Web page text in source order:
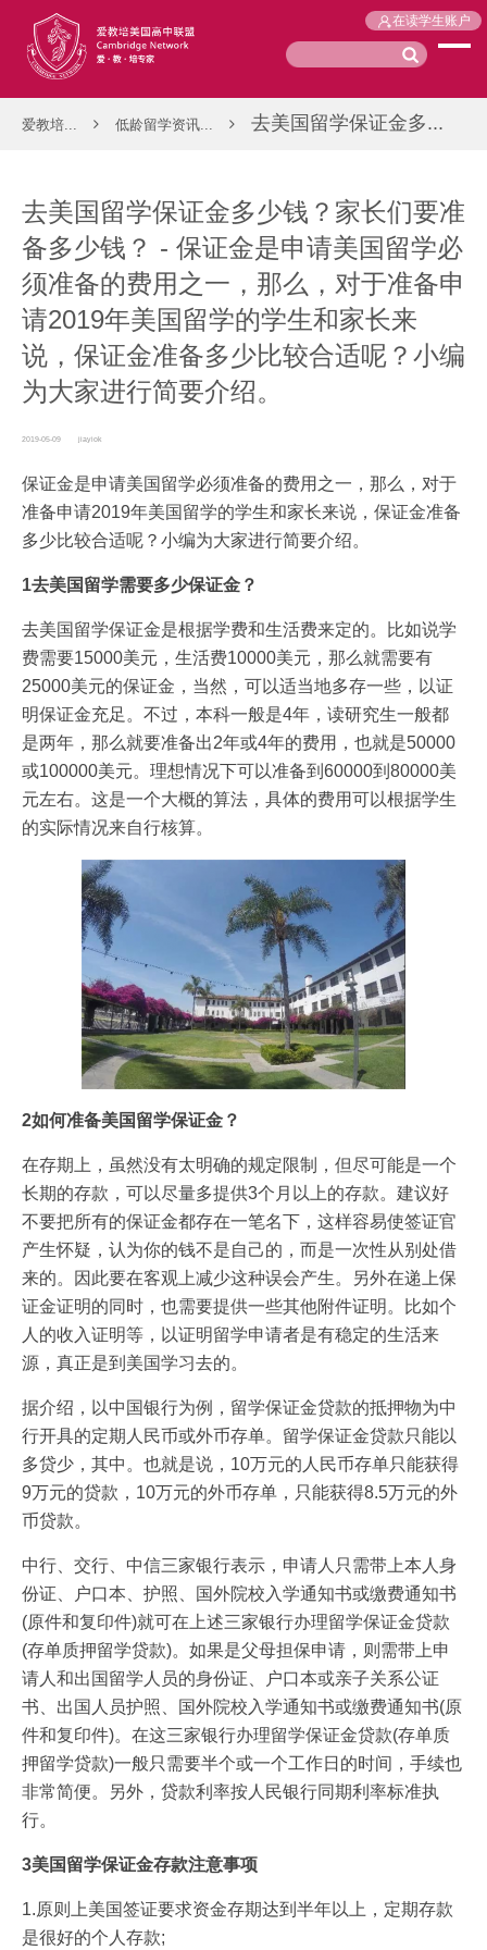
在读学生账户
爱教培... 低龄留学资讯... 去美国留学保证金多...
去美国留学保证金多少钱？家长们要准
备多少钱？ - 保证金是申请美国留学必
须准备的费用之一，那么，对于准备申
请2019年美国留学的学生和家长来
说，保证金准备多少比较合适呢？小编
为大家进行简要介绍。
2019-05-09 jiayiok
保证金是申请美国留学必须准备的费用之一，那么，对于
准备申请2019年美国留学的学生和家长来说，保证金准备
多少比较合适呢？小编为大家进行简要介绍。
1去美国留学需要多少保证金？
去美国留学保证金是根据学费和生活费来定的。比如说学
费需要15000美元，生活费10000美元，那么就需要有
25000美元的保证金，当然，可以适当地多存一些，以证
明保证金充足。不过，本科一般是4年，读研究生一般都
是两年，那么就要准备出2年或4年的费用，也就是50000
或100000美元。理想情况下可以准备到60000到80000美
元左右。这是一个大概的算法，具体的费用可以根据学生
的实际情况来自行核算。
2如何准备美国留学保证金？
在存期上，虽然没有太明确的规定限制，但尽可能是一个
长期的存款，可以尽量多提供3个月以上的存款。建议好
不要把所有的保证金都存在一笔名下，这样容易使签证官
产生怀疑，认为你的钱不是自己的，而是一次性从别处借
来的。因此要在客观上减少这种误会产生。另外在递上保
证金证明的同时，也需要提供一些其他附件证明。比如个
人的收入证明等，以证明留学申请者是有稳定的生活来
源，真正是到美国学习去的。
据介绍，以中国银行为例，留学保证金贷款的抵押物为中
行开具的定期人民币或外币存单。留学保证金贷款只能以
多贷少，其中。也就是说，10万元的人民币存单只能获得
9万元的贷款，10万元的外币存单，只能获得8.5万元的外
币贷款。
中行、交行、中信三家银行表示，申请人只需带上本人身
份证、户口本、护照、国外院校入学通知书或缴费通知书
(原件和复印件)就可在上述三家银行办理留学保证金贷款
(存单质押留学贷款)。如果是父母担保申请，则需带上申
请人和出国留学人员的身份证、户口本或亲子关系公证
书、出国人员护照、国外院校入学通知书或缴费通知书(原
件和复印件)。在这三家银行办理留学保证金贷款(存单质
押留学贷款)一般只需要半个或一个工作日的时间，手续也
非常简便。另外，贷款利率按人民银行同期利率标准执
行。
3美国留学保证金存款注意事项
1.原则上美国签证要求资金存期达到半年以上，定期存款
是很好的个人存款;